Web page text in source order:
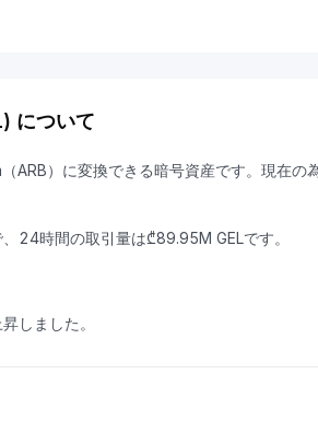
について
ARB）に変換できる暗号資産です。現在の
24時間の取引量は₾89.95M GELです。
しました。